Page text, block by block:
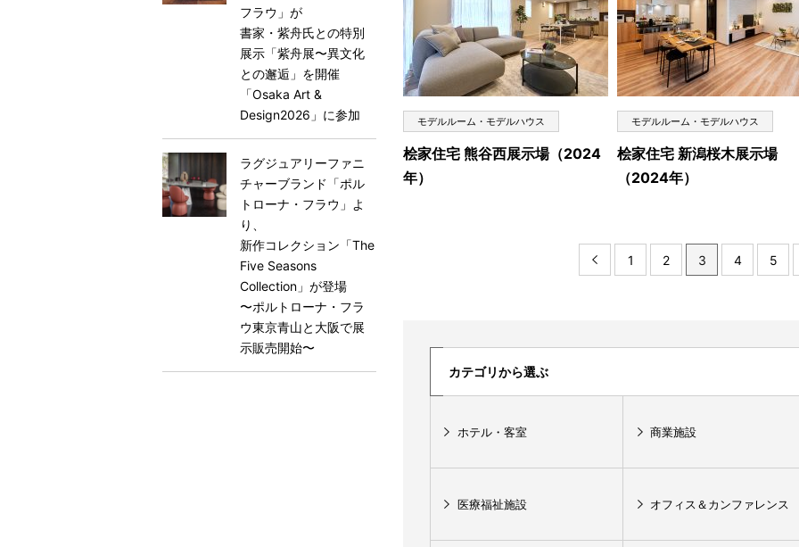
モデルルーム・モデルハウス
桧家住宅 熊谷西展示場（2024
年）
モデルルーム・モデルハウス
桧家住宅 新潟桜木展示場
（2024年）
1 2 3 4 5
カテゴリから選ぶ
ホテル・客室 商業施設
医療福祉施設 オフィス＆カンファレンス
フラウ」が
書家・紫舟氏との特別
展示「紫舟展〜異文化
との邂逅」を開催
「Osaka Art &
Design2026」に参加
ラグジュアリーファニ
チャーブランド「ポル
トローナ・フラウ」よ
り、
新作コレクション「The
Five Seasons
Collection」が登場
〜ポルトローナ・フラ
ウ東京⻘山と大阪で展
示販売開始〜